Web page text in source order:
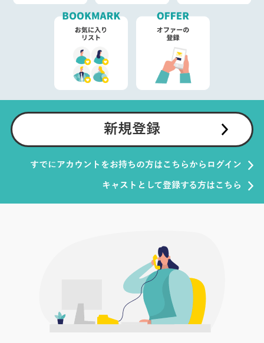
新規登録
すでにアカウントをお持ちの方はこちらからログイン
キャストとして登録する方はこちら